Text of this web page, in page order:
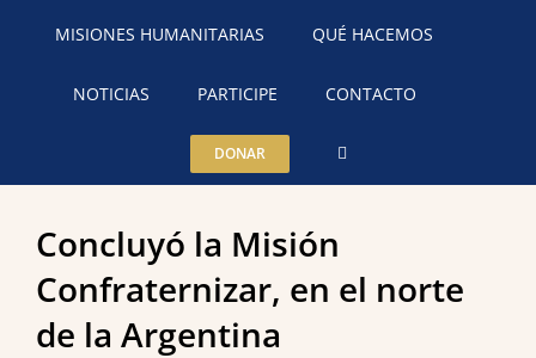
MISIONES HUMANITARIAS QUÉ HACEMOS
NOTICIAS PARTICIPE CONTACTO
DONAR
Concluyó la Misión
Confraternizar, en el norte
de la Argentina